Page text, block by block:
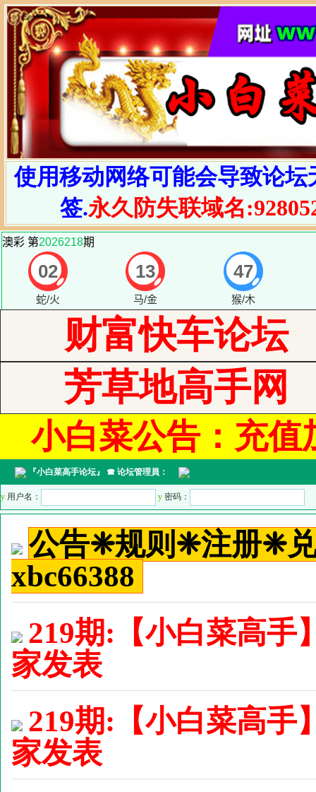
使用移动网络可能会导致论坛
签.永久防失联域名
财富快车论坛
芳草地高手网
小白菜公告：充值
『小白菜高手论坛』 ☎ 论坛管理員：
y 用户名： y 密码：
公告❈规则❈注册❈
xbc66388
219期:【小白菜高手
家发表
219期:【小白菜高手
家发表